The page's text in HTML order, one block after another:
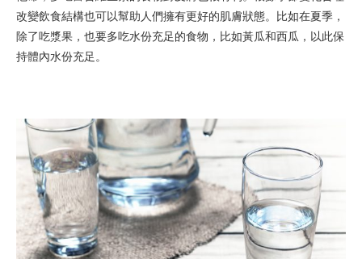
改變飲食結構也可以幫助人們擁有更好的肌膚狀態。比如在夏季，
除了吃漿果，也要多吃水份充足的食物，比如黃瓜和西瓜，以此保
持體內水份充足。